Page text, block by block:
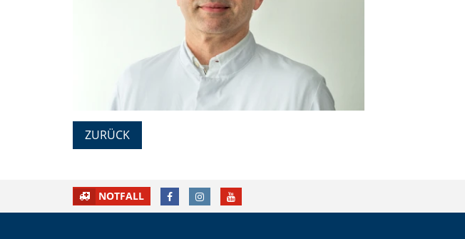
ZURÜCK
NOTFALL FACEBOOKINSTAGRAMYOUTUBE